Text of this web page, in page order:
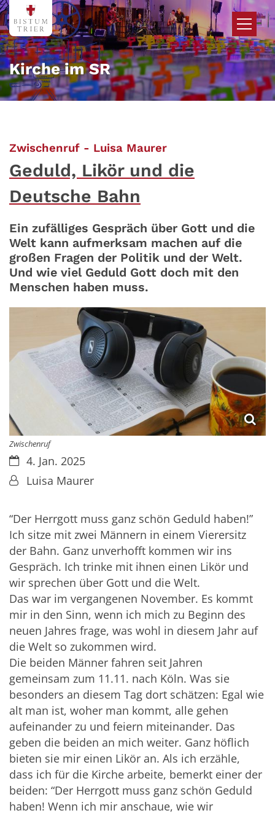
Zum Inhalt springen
Kirche im SR
Zwischenruf - Luisa Maurer:
Geduld, Likör und die
Deutsche Bahn
Ein zufälliges Gespräch über Gott und die
Welt kann aufmerksam machen auf die
großen Fragen der Politik und der Welt.
Und wie viel Geduld Gott doch mit den
Menschen haben muss.
Zwischenruf
Datum:
4. Jan. 2025
Von:Luisa Maurer
“Der Herrgott muss ganz schön Geduld haben!”
Ich sitze mit zwei Männern in einem Vierersitz
der Bahn. Ganz unverhofft kommen wir ins
Gespräch. Ich trinke mit ihnen einen Likör und
wir sprechen über Gott und die Welt.
Das war im vergangenen November. Es kommt
mir in den Sinn, wenn ich mich zu Beginn des
neuen Jahres frage, was wohl in diesem Jahr auf
die Welt so zukommen wird.
Die beiden Männer fahren seit Jahren
gemeinsam zum 11.11. nach Köln. Was sie
besonders an diesem Tag dort schätzen: Egal wie
alt man ist, woher man kommt, alle gehen
aufeinander zu und feiern miteinander. Das
geben die beiden an mich weiter. Ganz höflich
bieten sie mir einen Likör an. Als ich erzähle,
dass ich für die Kirche arbeite, bemerkt einer der
beiden: “Der Herrgott muss ganz schön Geduld
haben! Wenn ich mir anschaue, wie wir